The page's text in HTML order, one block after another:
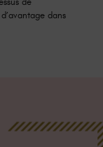
dans